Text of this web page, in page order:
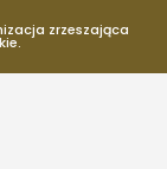
zrzeszająca